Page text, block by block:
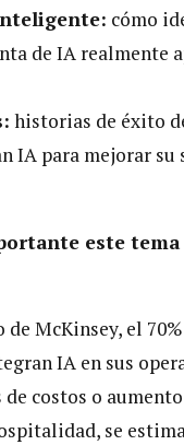
cómo
de IA realmente
historias de éxito
IA para mejorar su
este
McKinsey, el
IA en sus
costos o
se